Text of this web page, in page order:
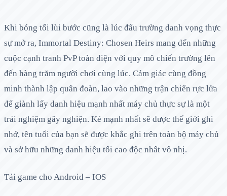
Khi bóng tối lùi bước cũng là lúc đấu trường danh vọng thực
sự mở ra, Immortal Destiny: Chosen Heirs mang đến những
cuộc cạnh tranh PvP toàn diện với quy mô chiến trường lên
đến hàng trăm người chơi cùng lúc. Cảm giác cùng đồng
minh thành lập quân đoàn, lao vào những trận chiến rực lửa
để giành lấy danh hiệu mạnh nhất máy chủ thực sự là một
trải nghiệm gây nghiện. Kẻ mạnh nhất sẽ được thế giới ghi
nhớ, tên tuổi của bạn sẽ được khắc ghi trên toàn bộ máy chủ
và sở hữu những danh hiệu tối cao độc nhất vô nhị.
Tải game cho Android – IOS